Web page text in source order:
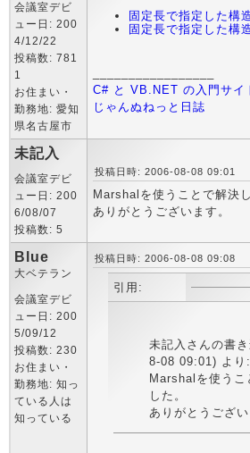
会議室デビ
ュー日: 200
4/12/22
投稿数: 781
1
お住まい・
勤務地: 愛知
県名古屋市
固定長で指定した構
固定長で指定した構
C# と VB.NET の入門サイ
じゃんぬねっと日誌
未記入
会議室デビ
ュー日: 200
6/08/07
投稿数: 5
投稿日時: 2006-08-08 09:01
Marshalを使うことで解決
ありがとうございます。
Blue
大ベテラン
会議室デビ
ュー日: 200
5/09/12
投稿数: 230
お住まい・
勤務地: 知っ
ている人は
知っている
投稿日時: 2006-08-08 09:08
引用:
未記入さんの書
8-08 09:01) より:
Marshalを使うこ
した。
ありがとうござい